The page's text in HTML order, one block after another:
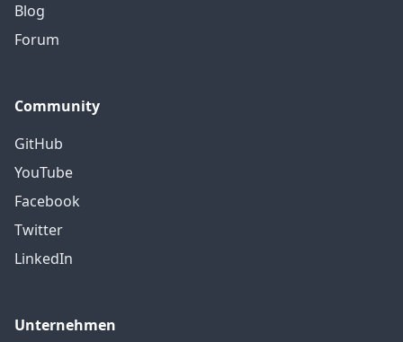
Blog
Forum
Community
GitHub
YouTube
Facebook
Twitter
LinkedIn
Unternehmen